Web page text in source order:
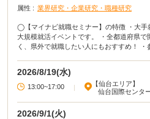
属性 : 業界研究・企業研究・職種研究
◯【マイナビ就職セミナー】の特徴 ・大手
大規模就活イベントです。 ・全都道府県
く、県外で就職したい人にもおすすめ！ ・
われる貴重な就活イベント！ 「田舎に住ん
できない」「地元の企業が集まるイベント
イナビ就職セミナーに参加してください！
が貰えたり講座に参加したりできます。
イベントなので、参加して損はないでしょう
2026/8/19(水)
13:00~17:00 |
【仙台エリア】
仙台国際センタ
2026/9/1(火)